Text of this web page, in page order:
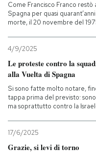
Come Francisco Franco restò
Spagna per quasi
morte, il 20 novembre del
4/9/2025
Le proteste contro la
alla Vuelta di Spagna
Si sono fatte molto notare,
tappa prima del previsto:
ma soprattutto contro la
17/6/2025
Grazie, si levi di torno